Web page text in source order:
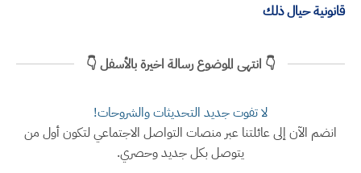
قانونية حيال ذلك
👇 انتهى الموضوع رسالة اخيرة بالأسفل 👇
لا تفوت جديد التحديثات والشروحات!
انضم الآن إلى عائلتنا عبر منصات التواصل الاجتماعي لتكون أول من
يتوصل بكل جديد وحصري.